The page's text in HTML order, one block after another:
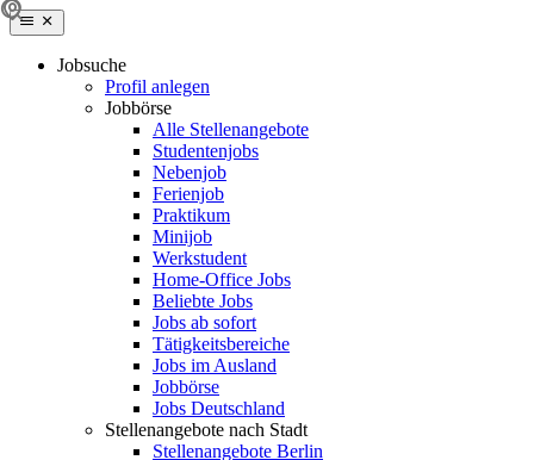
Jobsuche
Profil anlegen
Jobbörse
Alle Stellenangebote
Studentenjobs
Nebenjob
Ferienjob
Praktikum
Minijob
Werkstudent
Home-Office Jobs
Beliebte Jobs
Jobs ab sofort
Tätigkeitsbereiche
Jobs im Ausland
Jobbörse
Jobs Deutschland
Stellenangebote nach Stadt
Stellenangebote Berlin